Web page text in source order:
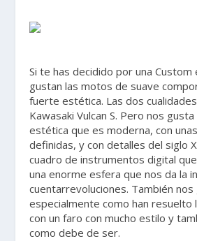
Si te has decidido por una
gustan las motos de suave
fuerte estética. Las dos
Kawasaki Vulcan S. Pero nos
estética que es moderna, con
definidas, y con detalles del siglo
cuadro de instrumentos digital
una enorme esfera que nos da la
cuentarrevoluciones. También nos
especialmente como han resuelto
con un faro con mucho estilo y
como debe de ser.